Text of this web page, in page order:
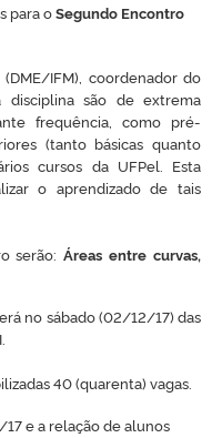
para oSegundo Encontro
IFM), coordenador do
disciplina são de extrema
frequência, como pré-
(tanto básicas quanto
cursos da UFPel. Esta
o aprendizado de tais
serão:Áreas entre curvas,
no sábado (02/12/17) das
40 (quarenta) vagas.
e a relação de alunos